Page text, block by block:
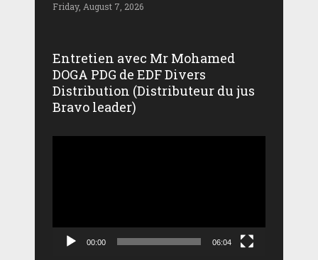
Friday, August 7, 2026
Entretien avec Mr Mohamed
DOGA PDG de EDF Divers
Distribution (Distributeur du jus
Bravo leader)
00:00 06:04